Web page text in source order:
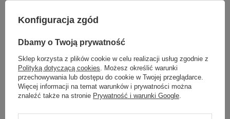
KINKIETY NAD LUSTRO
ŻYRANDOLE KRYSZTAŁOWE
LAMPY WISZĄCE CZARNE
LAMPY WISZĄCE - OKRĘGI
KINKIETY DO SYPIALNI
LAMPY SUFITOWE OKRĄGŁE
LAMPY WISZĄCE
LAMPY ZEWNĘTRZNE
Konfiguracja zgód
Dbamy o Twoją prywatność
Sklep korzysta z plików cookie w celu realizacji usług zgodnie z
Polityką dotyczącą cookies . Możesz określić warunki
przechowywania lub dostępu do cookie w Twojej przeglądarce.
Więcej informacji na temat warunków i prywatności można
znaleźć także na stronie Prywatność i warunki Google